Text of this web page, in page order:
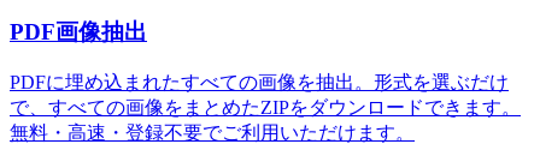
PDF画像抽出
PDFに埋め込まれたすべての画像を抽出。形式を選ぶだけ
で、すべての画像をまとめたZIPをダウンロードできます。
無料・高速・登録不要でご利用いただけます。